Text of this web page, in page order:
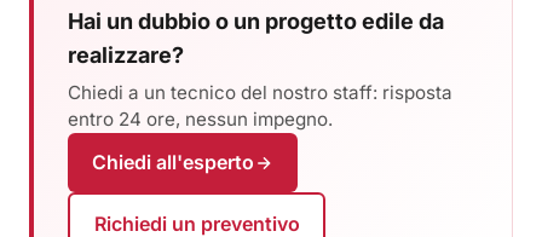
Hai un dubbio o un progetto edile da
realizzare?
Chiedi a un tecnico del nostro staff: risposta
entro 24 ore, nessun impegno.
Chiedi all'esperto
Richiedi un preventivo